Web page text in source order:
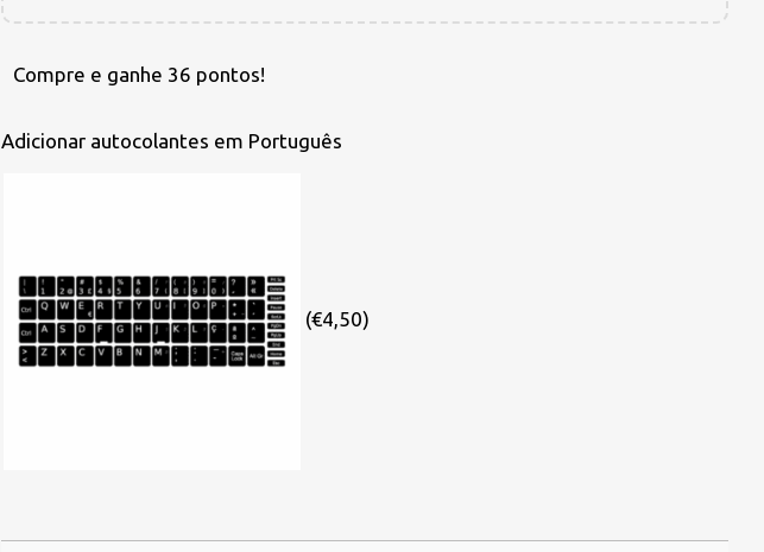
Compre e ganhe 36 pontos!
Adicionar autocolantes em Português
(€4,50)